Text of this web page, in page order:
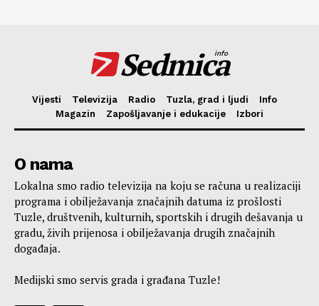
Sedmica
info
Vijesti Televizija Radio Tuzla, grad i ljudi
Info
Magazin
Zapošljavanje i edukacije Izbori
O nama
Lokalna smo radio televizija na koju se računa u realizaciji
programa i obilježavanja značajnih datuma iz prošlosti
Tuzle, društvenih, kulturnih, sportskih i drugih dešavanja u
gradu, živih prijenosa i obilježavanja drugih značajnih
događaja.
Medijski smo servis grada i građana Tuzle!